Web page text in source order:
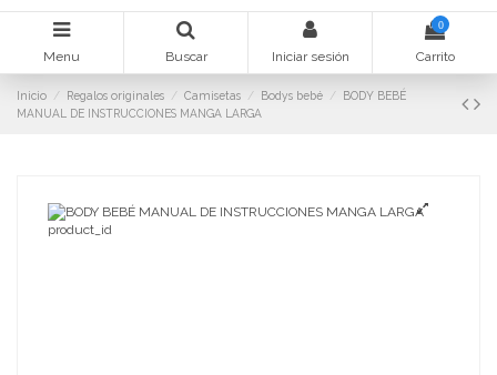
Menu Buscar Iniciar sesión
0
Carrito
Inicio Regalos originales Camisetas Bodys bebé
BODY BEBÉ
MANUAL DE INSTRUCCIONES MANGA LARGA